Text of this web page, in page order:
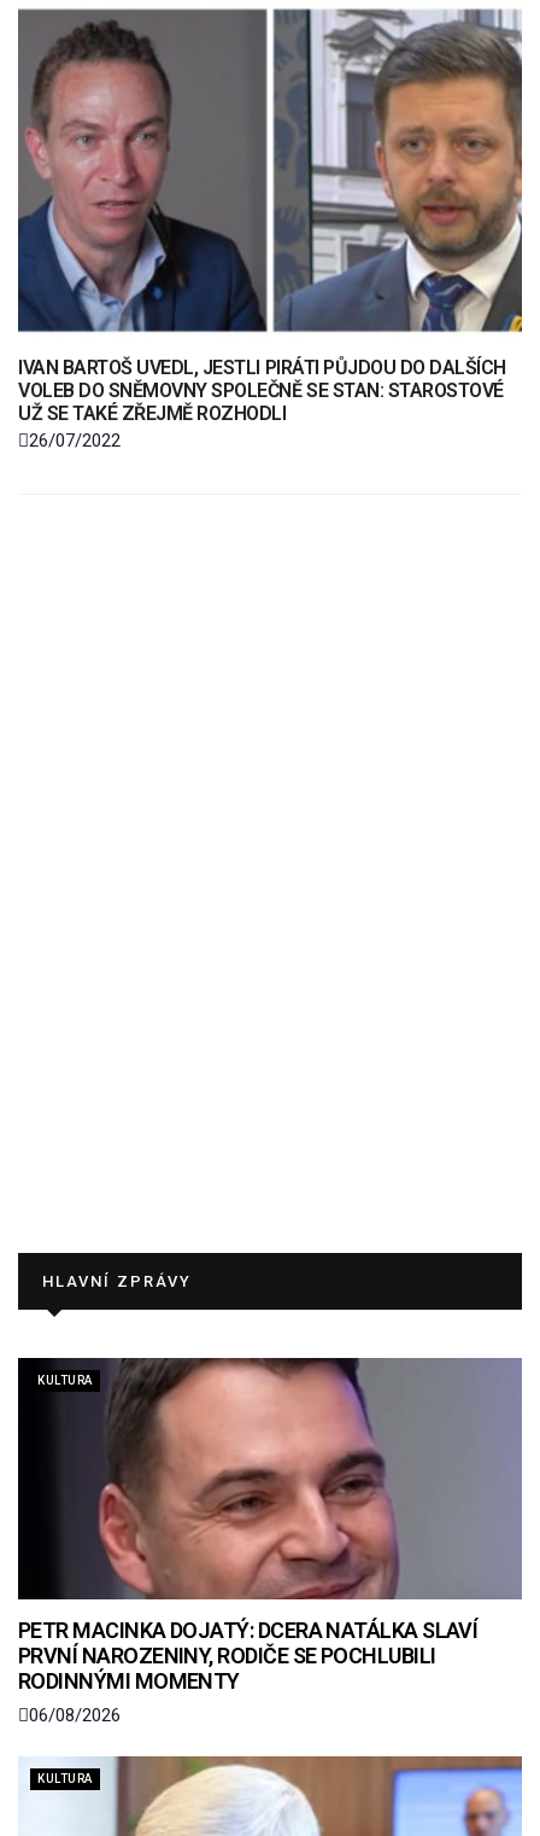
IVAN BARTOŠ UVEDL, JESTLI PIRÁTI PŮJDOU DO DALŠÍCH
VOLEB DO SNĚMOVNY SPOLEČNĚ SE STAN: STAROSTOVÉ
UŽ SE TAKÉ ZŘEJMĚ ROZHODLI
26/07/2022
HLAVNÍ ZPRÁVY
KULTURA
PETR MACINKA DOJATÝ: DCERA NATÁLKA SLAVÍ
PRVNÍ NAROZENINY, RODIČE SE POCHLUBILI
RODINNÝMI MOMENTY
06/08/2026
KULTURA